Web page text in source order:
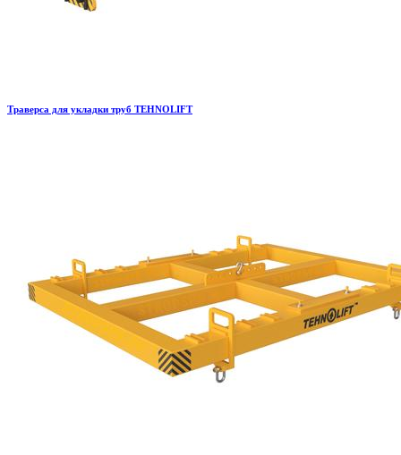
Траверса для укладки труб TEHNOLIFT